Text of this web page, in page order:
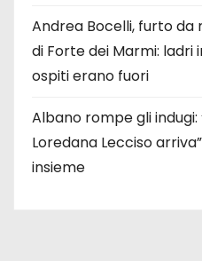
Andrea Bocelli, furto da
di Forte dei Marmi: ladri
ospiti erano fuori
Albano rompe gli
Loredana Lecciso
insieme